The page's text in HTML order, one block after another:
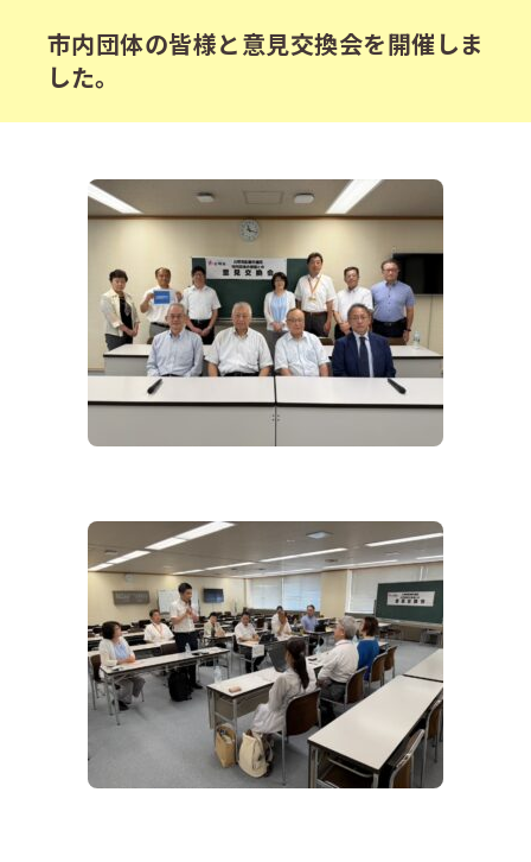
市内団体の皆様と意見交換会を開催しま
した。